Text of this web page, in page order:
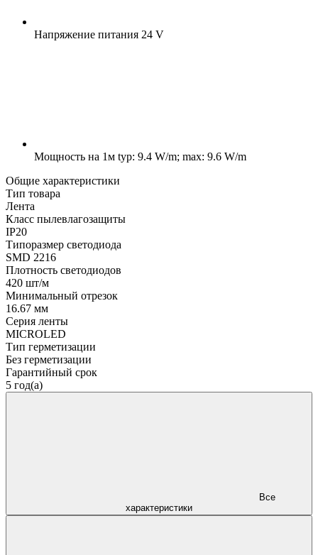
Напряжение питания 24 V
Мощность на 1м typ: 9.4 W/m; max: 9.6 W/m
Общие характеристики
Тип товара
Лента
Класс пылевлагозащиты
IP20
Типоразмер светодиода
SMD 2216
Плотность светодиодов
420 шт/м
Минимальный отрезок
16.67 мм
Серия ленты
MICROLED
Тип герметизации
Без герметизации
Гарантийный срок
5 год(а)
характеристики